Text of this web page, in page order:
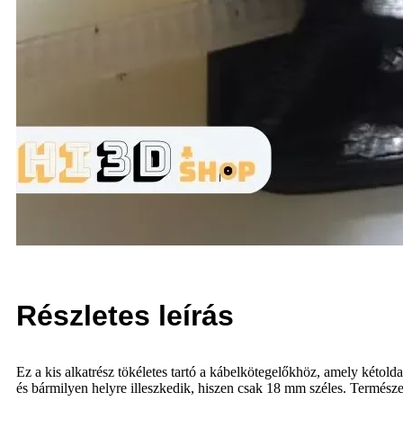
Részletes leírás
Ez a kis alkatrész tökéletes tartó a kábelkötegelőkhöz, amely
és bármilyen helyre illeszkedik, hiszen csak 18 mm széles.